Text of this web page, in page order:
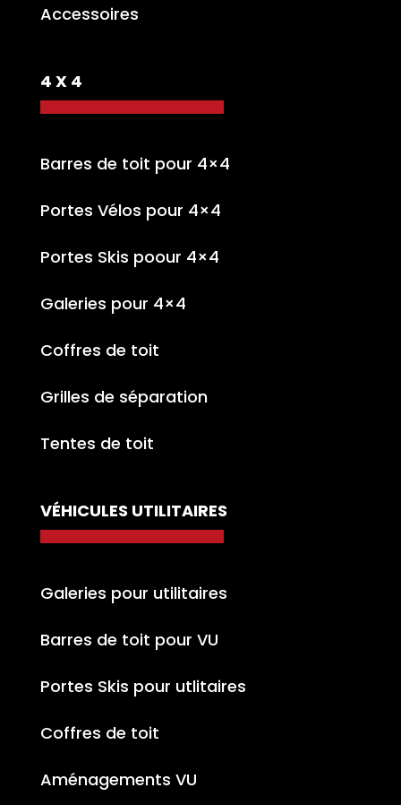
Accessoires
4 X 4
Barres de toit pour 4×4
Portes Vélos pour 4×4
Portes Skis poour 4×4
Galeries pour 4×4
Coffres de toit
Grilles de séparation
Tentes de toit
VÉHICULES UTILITAIRES
Galeries pour utilitaires
Barres de toit pour VU
Portes Skis pour utlitaires
Coffres de toit
Aménagements VU